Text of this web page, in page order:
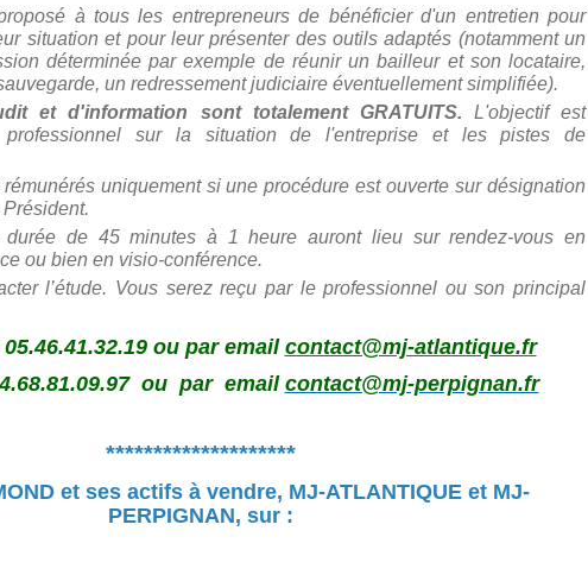
à tous les entrepreneurs de bénéficier d'un entretien pour
situation et pour leur présenter des outils adaptés (notamment un
déterminée par exemple de réunir un bailleur et son locataire,
un redressement judiciaire éventuellement simplifiée).
et d'information sont totalement GRATUITS.
L'objectif est
sur la situation de l'entreprise et les pistes de
uniquement si une procédure est ouverte sur désignation
durée de 45 minutes à 1 heure auront lieu sur rendez-vous en
ou bien en visio-conférence.
l’étude. Vous serez reçu par le professionnel ou son principal
ou par email contact@mj-atlantique.fr
ou par email contact@mj-perpignan.fr
********************
et ses actifs à vendre, MJ-ATLANTIQUE et MJ-
PERPIGNAN, sur :